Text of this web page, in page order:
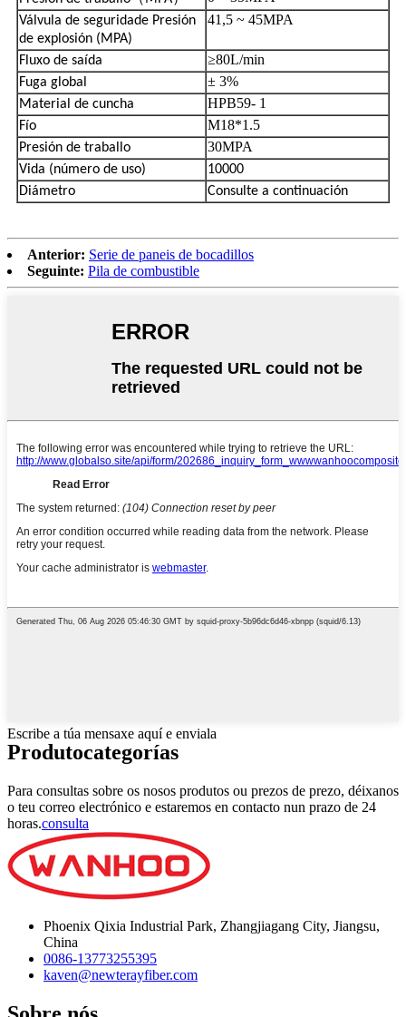
Válvula de seguridade Presión
de explosión (MPA)
41,5 ~ 45MPA
Fluxo de saída ≥80L/min
Fuga global ± 3%
Material de cuncha HPB59- 1
Fío M18*1.5
Presión de traballo 30MPA
Vida (número de uso)
10000
Diámetro
Consulte a continuación
Anterior: Serie de paneis de bocadillos
Seguinte: Pila de combustible
Escribe a túa mensaxe aquí e enviala
Produtocategorías
Para consultas sobre os nosos produtos ou prezos de prezo, déixanos
o teu correo electrónico e estaremos en contacto nun prazo de 24
horas.consulta
Phoenix Qixia Industrial Park, Zhangjiagang City, Jiangsu,
China
0086-13773255395
kaven@newterayfiber.com